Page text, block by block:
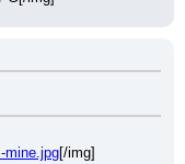
mine.jpg[/img]